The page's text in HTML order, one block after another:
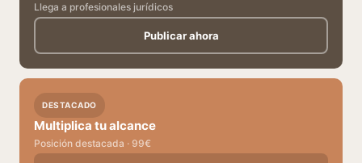
Llega a profesionales jurídicos
Publicar ahora
DESTACADO
Multiplica tu alcance
Posición destacada · 99€